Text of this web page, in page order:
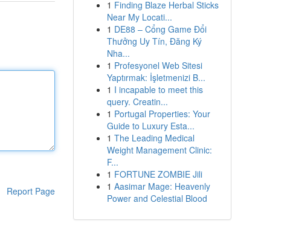
Report Page
1 Finding Blaze Herbal Sticks
Near My Locati...
1 DE88 – Cổng Game Đổi
Thưởng Uy Tín, Đăng Ký
Nha...
1 Profesyonel Web Sitesi
Yaptırmak: İşletmenizi B...
1 I incapable to meet this
query. Creatin...
1 Portugal Properties: Your
Guide to Luxury Esta...
1 The Leading Medical
Weight Management Clinic:
F...
1 FORTUNE ZOMBIE Jili
1 Aasimar Mage: Heavenly
Power and Celestial Blood